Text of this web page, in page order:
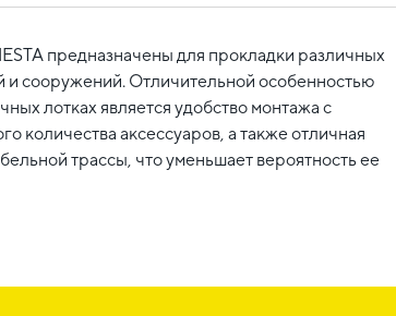
предназначены для прокладки различных
и сооружений. Отличительной особенностью
лотках является удобство монтажа с
количества аксессуаров, а также отличная
трассы, что уменьшает вероятность ее